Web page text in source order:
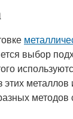
выбор
металлов
методов